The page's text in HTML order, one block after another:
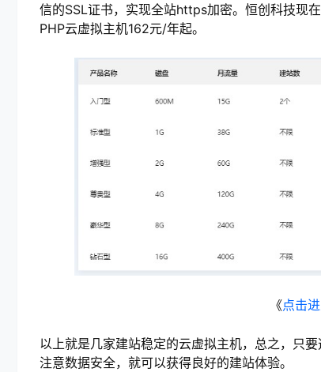
信的SSL证书，实现全站https加密。恒创科技现
PHP云虚拟主机162元/年起。
《点击
以上就是几家建站稳定的云虚拟主机，总之，只
注意数据安全，就可以获得良好的建站体验。